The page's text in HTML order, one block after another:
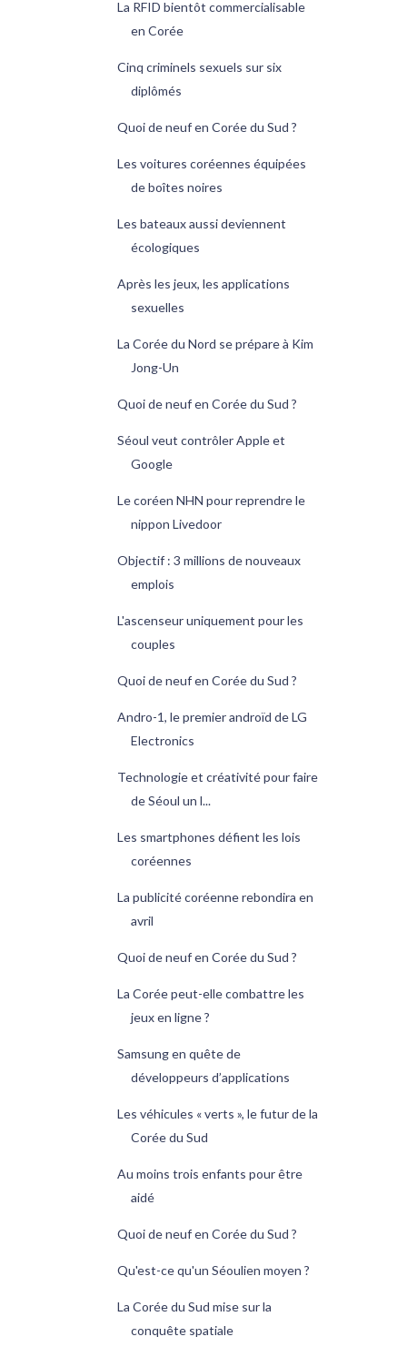
La RFID bientôt commercialisable
en Corée
Cinq criminels sexuels sur six
diplômés
Quoi de neuf en Corée du Sud ?
Les voitures coréennes équipées
de boîtes noires
Les bateaux aussi deviennent
écologiques
Après les jeux, les applications
sexuelles
La Corée du Nord se prépare à Kim
Jong-Un
Quoi de neuf en Corée du Sud ?
Séoul veut contrôler Apple et
Google
Le coréen NHN pour reprendre le
nippon Livedoor
Objectif : 3 millions de nouveaux
emplois
L'ascenseur uniquement pour les
couples
Quoi de neuf en Corée du Sud ?
Andro-1, le premier androïd de LG
Electronics
Technologie et créativité pour faire
de Séoul un l...
Les smartphones défient les lois
coréennes
La publicité coréenne rebondira en
avril
Quoi de neuf en Corée du Sud ?
La Corée peut-elle combattre les
jeux en ligne ?
Samsung en quête de
développeurs d’applications
Les véhicules « verts », le futur de la
Corée du Sud
Au moins trois enfants pour être
aidé
Quoi de neuf en Corée du Sud ?
Qu'est-ce qu'un Séoulien moyen ?
La Corée du Sud mise sur la
conquête spatiale